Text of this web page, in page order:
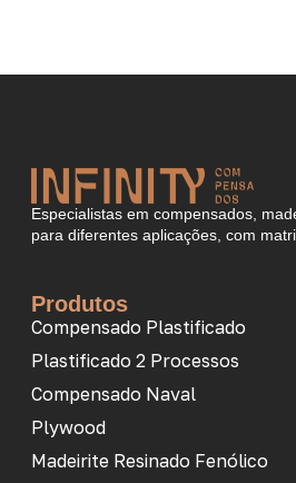
Especialistas em compensados,
para diferentes aplicações, com
Produtos
Compensado Plastificado
Plastificado 2 Processos
Compensado Naval
Plywood
Madeirite Resinado Fenólico